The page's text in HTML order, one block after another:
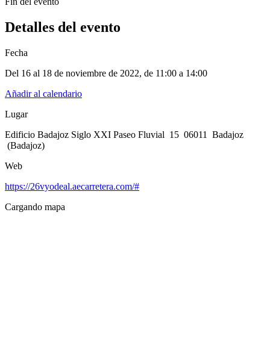
Detalles del evento
Fecha
Del 16 al 18 de noviembre de 2022, de 11:00 a 14:00
Añadir al calendario
Lugar
Edificio Badajoz Siglo XXI Paseo Fluvial 15 06011 Badajoz
(Badajoz)
Web
https://26vyodeal.aecarretera.com/#
Cargando mapa